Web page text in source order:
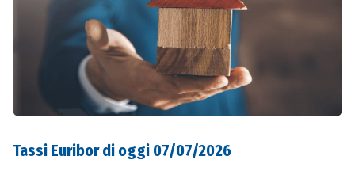
Tassi Euribor di oggi 07/07/2026